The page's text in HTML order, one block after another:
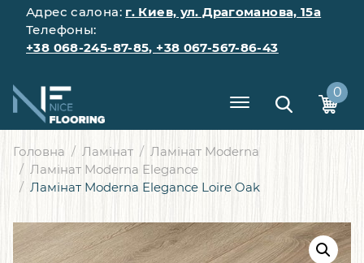
Адрес салона: г. Киев, ул. Драгоманова, 15а
Телефоны:
+38 068-245-87-85, +38 067-567-86-43
0
Головна Ламінат
Ламінат Moderna
Ламінат Moderna Elegance
Ламінат Moderna Elegance Loire Oak